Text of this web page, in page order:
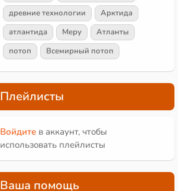
древние технологии
Арктида
атлантида
Меру
Атланты
потоп
Всемирный потоп
Плейлисты
Войдите в аккаунт, чтобы
использовать плейлисты
Ваша помощь